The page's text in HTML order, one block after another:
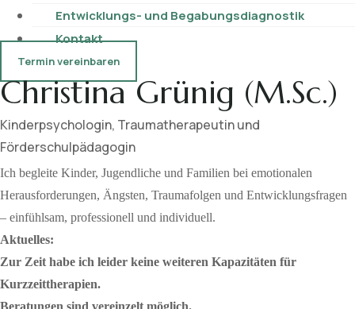
Entwicklungs- und Begabungsdiagnostik
Kontakt
Termin vereinbaren
Christina Grünig (M.Sc.)
Kinderpsychologin, Traumatherapeutin und
Förderschulpädagogin
Ich begleite Kinder, Jugendliche und Familien bei emotionalen
Herausforderungen, Ängsten, Traumafolgen und Entwicklungsfragen
– einfühlsam, professionell und individuell.
Aktuelles:
Zur Zeit habe ich leider keine weiteren Kapazitäten für
Kurzzeittherapien.
Beratungen sind vereinzelt möglich.